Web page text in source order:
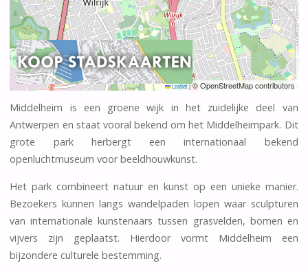
Leaflet |© OpenStreetMap contributors
Middelheim is een groene wijk in het zuidelijke deel van
Antwerpen en staat vooral bekend om het Middelheimpark. Dit
grote park herbergt een internationaal bekend
openluchtmuseum voor beeldhouwkunst.
Het park combineert natuur en kunst op een unieke manier.
Bezoekers kunnen langs wandelpaden lopen waar sculpturen
van internationale kunstenaars tussen grasvelden, bomen en
vijvers zijn geplaatst. Hierdoor vormt Middelheim een
bijzondere culturele bestemming.